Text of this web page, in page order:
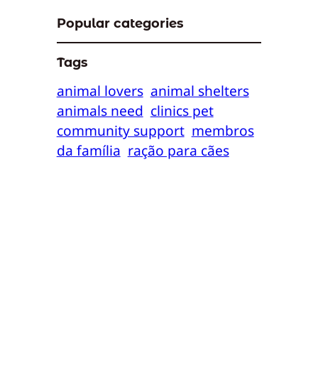
Popular categories
Tags
animal lovers animal shelters
animals need clinics pet
community support membros
da família ração para cães